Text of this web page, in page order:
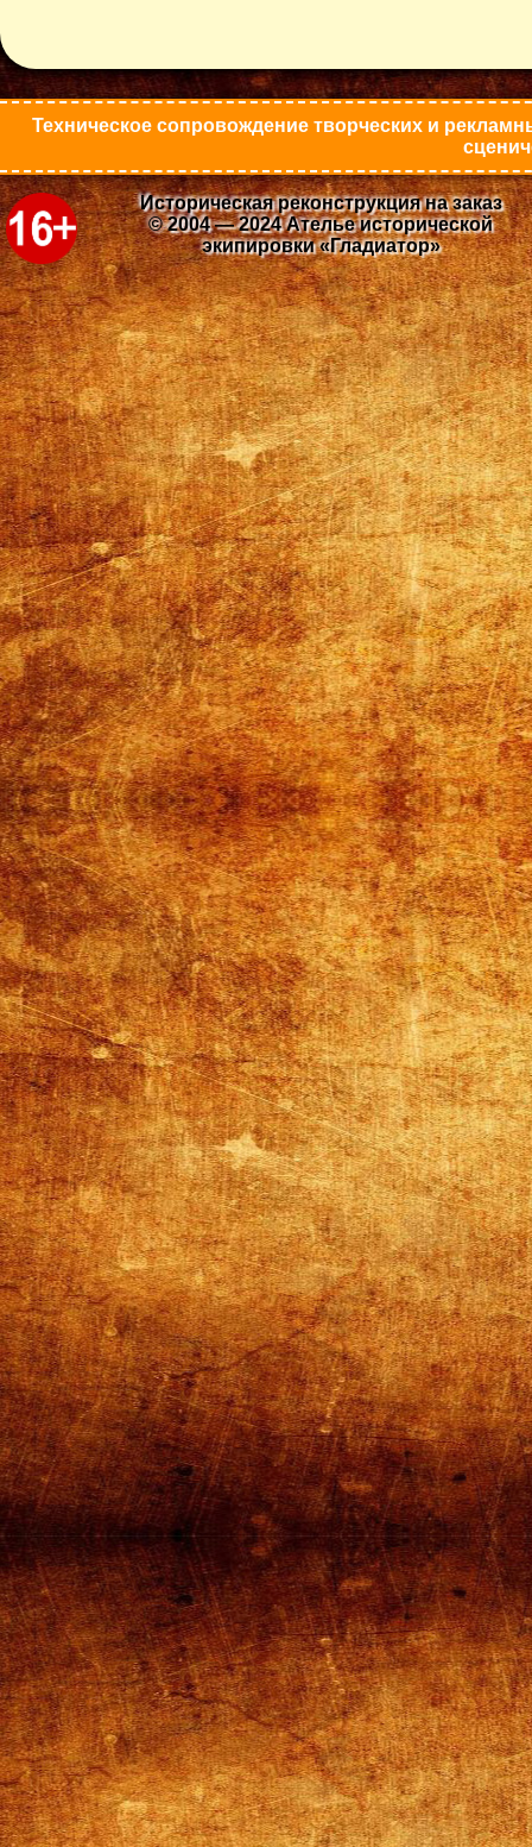
Техническое сопровождение творческих и
Историческая реконструкция на заказ
© 2004 — 2024 Ателье исторической
экипировки «Гладиатор»